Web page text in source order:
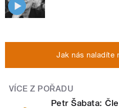
Jak nás naladíte
VÍCE Z POŘADU
Petr Šabata: